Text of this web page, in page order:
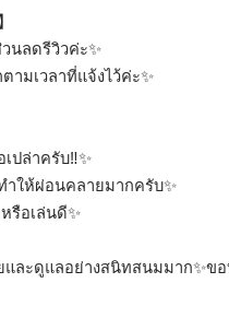
นลดรีวิวค่ะ✨️
ามเวลาที่แจ้งไว้ค่ะ✨️
ปล่าครับ‼️✨️
ให้ผ่อนคลายมากครับ✨️
รือเล่นดี✨️
ละดูแลอย่างสนิทสนมมาก✨️ข